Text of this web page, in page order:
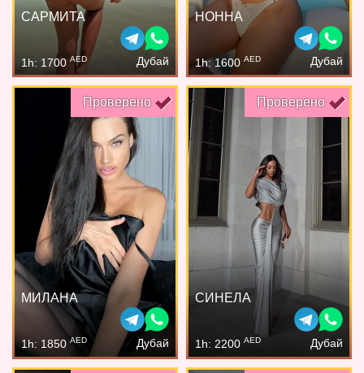
САРМИТА
1h: 1700 AED Дубай
НОННА
1h: 1600 AED Дубай
Проверено
МИЛАНА
1h: 1850 AED Дубай
Проверено
СИНЕЛА
1h: 2200 AED Дубай